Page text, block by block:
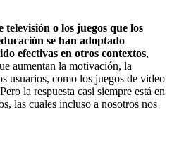
o los juegos que los
se han adoptado
efectivas en otros contextos,
aumentan la motivación, la
usuarios, como los juegos de video
la respuesta casi siempre está en
las cuales incluso a nosotros nos